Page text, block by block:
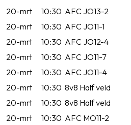
20-mrt 10:30 AFC JO13-2
20-mrt
10:30 AFC JO11-1
20-mrt
10:30 AFC JO12-4
20-mrt
10:30 AFC JO11-7
20-mrt
10:30 AFC JO11-4
20-mrt
10:30 8v8 Half veld
20-mrt
10:30 8v8 Half veld
20-mrt
10:30 AFC MO11-2